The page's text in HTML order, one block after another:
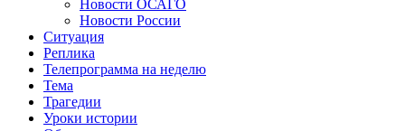
Новости ОСАГО
Новости России
Ситуация
Реплика
Телепрограмма на неделю
Тема
Трагедии
Уроки истории